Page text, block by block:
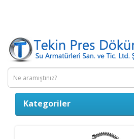
Kategoriler